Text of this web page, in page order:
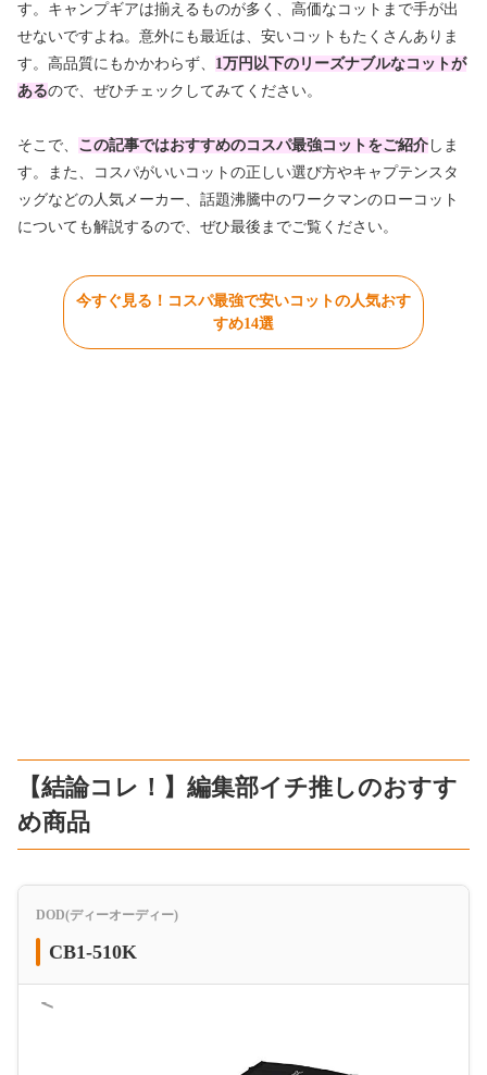
す。キャンプギアは揃えるものが多く、高価なコットまで手が出
せないですよね。意外にも最近は、安いコットもたくさんありま
す。高品質にもかかわらず、 1万円以下のリーズナブルなコットが
あるので、ぜひチェックしてみてください。
そこで、 この記事ではおすすめのコスパ最強コットをご紹介 しま
す。また、コスパがいいコットの正しい選び方やキャプテンスタ
ッグなどの人気メーカー、話題沸騰中のワークマンのローコット
についても解説するので、ぜひ最後までご覧ください。
今すぐ見る！コスパ最強で安いコットの人気おす
すめ14選
【結論コレ！】編集部イチ推しのおすす
め商品
DOD(ディーオーディー)
CB1-510K
＜